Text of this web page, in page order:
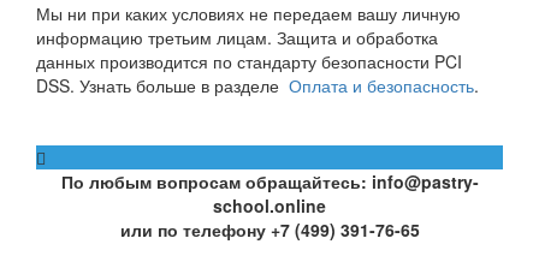
Мы ни при каких условиях не передаем вашу личную
информацию третьим лицам. Защита и обработка
данных производится по стандарту безопасности PCI
DSS. Узнать больше в разделе Оплата и безопасность.
По любым вопросам обращайтесь: info@pastry-
school.online
или по телефону +7 (499) 391-76-65